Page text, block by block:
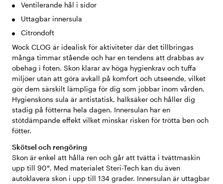
Ventilerande hål i sidor
Uttagbar innersula
Citrondoft
Wock CLOG är idealisk för aktiviteter där det tillbringas
många timmar stående och har en tendens att drabbas av
obehag i foten. Skon klarar av höga hygienkrav och tuffa
miljöer utan att göra avkall på komfort och utseende, vilket
gör dem särskilt lämpliga för dig som jobbar inom vården.
Hygienskons sula är antistatisk, halksäker och håller dig
stadig på fötterna hela dagen. Innersulan har en
stötdämpande effekt vilket minskar risken för trötta ben och
fötter.
Skötsel och rengöring
Skon är enkel att hålla ren och går att tvätta i tvättmaskin
upp till 90°. Med materialet Steri-Tech kan du även
autoklavera skon i upp till 134 grader. Innersulan är uttagbar